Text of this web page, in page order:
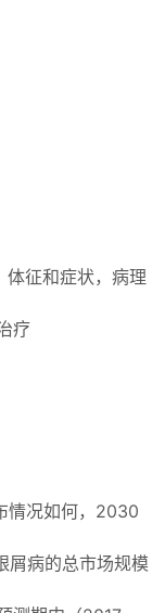
体征和症状，病理
疗
情况如何，2030
屑病的总市场规模